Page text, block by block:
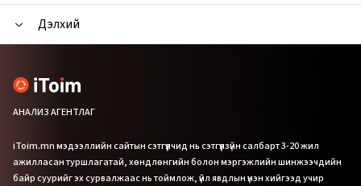
Дэлхий
АНАЛИЗ АГЕНТЛАГ
iToim.mn мэдээллийн сайтын сэтгүүлчид нь сэтгүүлзүйн салбарт 3-20 жил
ажилласан туршлагатай, хөндлөнгийн болон мэргэжлийн шинжээчдийн
байр суурийг эх сурвалжаас нь тоймлож, үйл явдлын үнэн хийгээд учир